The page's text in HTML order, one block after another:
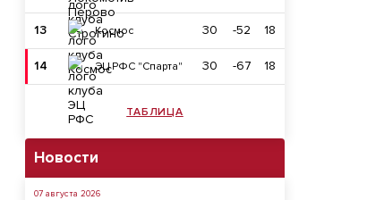
13 Космос 30 -52 18
14 ЭЦ РФС "Спарта" 30 -67 18
ТАБЛИЦА
Новости
07 августа 2026